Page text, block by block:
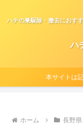
ハチの巣駆除・撤去におす
ハ
本サイトは
ホーム 長野県